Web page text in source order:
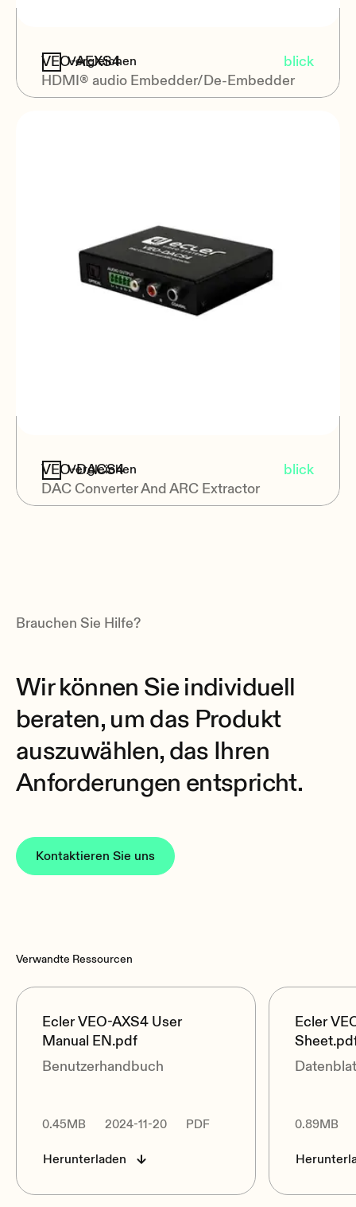
VEO-AEXS4
HDMI® audio Embedder/De-Embedder
blick
Vergleichen
VEO-DACS4
DAC Converter And ARC Extractor
blick
Vergleichen
Brauchen Sie Hilfe?
Wir können Sie individuell
beraten, um das Produkt
auszuwählen, das Ihren
Anforderungen entspricht.
Kontaktieren Sie uns
Verwandte Ressourcen
Ecler VEO-AXS4 User
Manual EN.pdf
Benutzerhandbuch
0.45MB 2024-11-20 PDF
Herunterladen
Ecler
0.89MB